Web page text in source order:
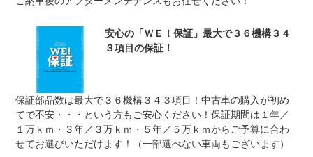
法定整備
整備付 法定12ヶ月または法定24ヶ月点検整備付
※車検なし・車検整備付の場合は法定24ヶ月点検整備付
※商用車は6ヶ月または12ヶ月点検整備付
法定整備
について
ご契約からご納車までの間に法定点検を実施致します。支
払総額に整備代金が含まれ点検記録簿を発行致します。
安心の「ＷＥ！保証」最大で３６機構３４
３項目の保証！
保証部品数は最大で３６機構３４３項目！中古車の購入が初め
てで不安・・・という方もご安心ください！保証期間は１年／
１万ｋｍ・３年／３万ｋｍ・５年／５万ｋｍからご予算に合わ
せてお選びいただけます！（一部選べない車両もございます）